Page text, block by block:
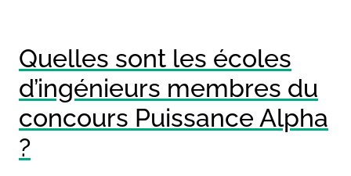
Quelles sont les écoles
d’ingénieurs membres du
concours Puissance Alpha
?